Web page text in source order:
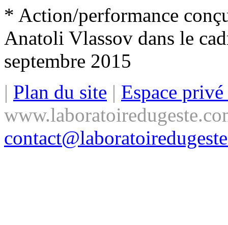
* Action/performance
Anatoli Vlassov dans le
septembre 2015
| Plan du site | Espace privé